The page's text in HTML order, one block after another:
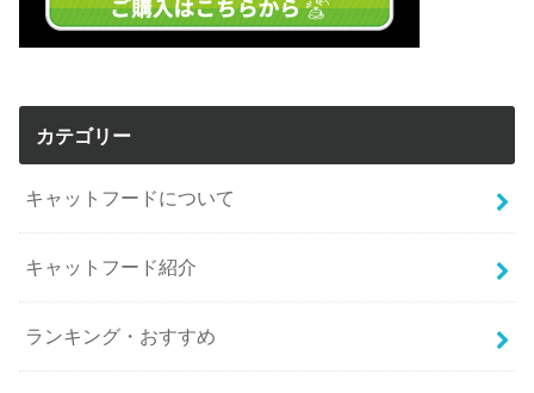
カテゴリー
キャットフードについて
キャットフード紹介
ランキング・おすすめ